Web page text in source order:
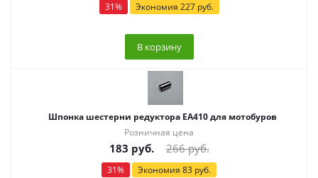
31% Экономия 227руб.
В корзину
Шпонка шестерни редуктора EA410 для мотобуров
Розничная цена
183 руб. 266руб.
31% Экономия 83 руб.